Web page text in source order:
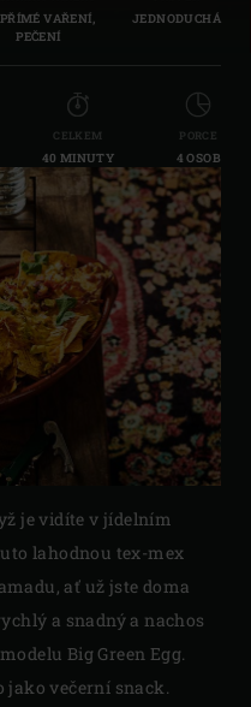
VAŘENÍ,
PEČENÍ
JEDNODUCHÁ
CELKEM
40 MINUTY
PORCE
4 OSOB
je vidíte v jídelním
lahodnou tex-mex
ať už jste doma
a snadný a nachos
Big Green Egg.
večerní snack.